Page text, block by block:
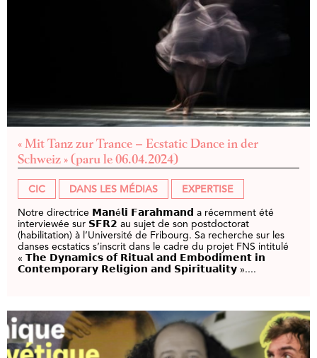
« Mit Tanz zur Trance – Ecstatic Dance in der
Schweiz » (paru le 06.04.2024)
CIC DANS LES MÉDIAS EXPERTISE
Notre directrice 𝗠𝗮𝗻é𝗹𝗶 𝗙𝗮𝗿𝗮𝗵𝗺𝗮𝗻𝗱 a récemment été
interviewée sur 𝗦𝗙𝗥𝟮 au sujet de son postdoctorat
(habilitation) à l’Université de Fribourg. Sa recherche sur les
danses ecstatics s’inscrit dans le cadre du projet FNS intitulé
« 𝗧𝗵𝗲 𝗗𝘆𝗻𝗮𝗺𝗶𝗰𝘀 𝗼𝗳 𝗥𝗶𝘁𝘂𝗮𝗹 𝗮𝗻𝗱 𝗘𝗺𝗯𝗼𝗱𝗶𝗺𝗲𝗻𝘁 𝗶𝗻
𝗖𝗼𝗻𝘁𝗲𝗺𝗽𝗼𝗿𝗮𝗿𝘆 𝗥𝗲𝗹𝗶𝗴𝗶𝗼𝗻 𝗮𝗻𝗱 𝗦𝗽𝗶𝗿𝗶𝘁𝘂𝗮𝗹𝗶𝘁𝘆 »....